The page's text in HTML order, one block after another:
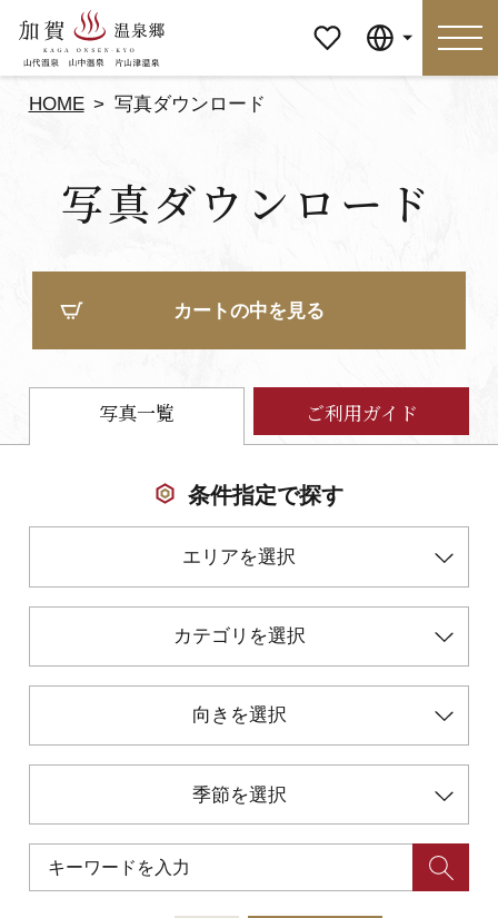
ージ
おみやげ イベント
アクセス
初めての加賀温泉郷
加賀に泊まって！北陸巡り♪
ご当地グルメ
加賀 旅先納税
FAQ
HOME 写真ダウンロード
写真ダウンロード
写真一覧 ご利用ガイド
カートの中を見る
条件指定で探す
エリアを選択
カテゴリを選択
向きを選択
季節を選択